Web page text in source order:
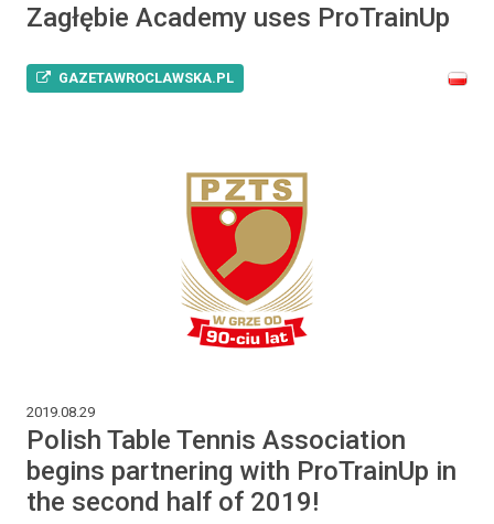
Zagłębie Academy uses ProTrainUp
GAZETAWROCLAWSKA.PL
2019.08.29
Polish Table Tennis Association
begins partnering with ProTrainUp in
the second half of 2019!